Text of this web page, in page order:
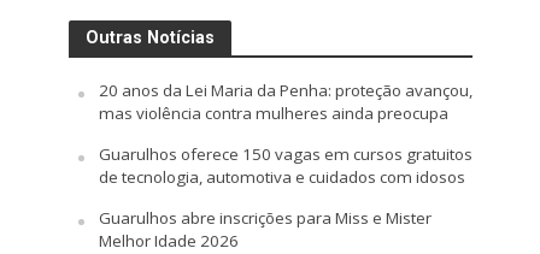
Outras Notícias
20 anos da Lei Maria da Penha: proteção avançou,
mas violência contra mulheres ainda preocupa
Guarulhos oferece 150 vagas em cursos gratuitos
de tecnologia, automotiva e cuidados com idosos
Guarulhos abre inscrições para Miss e Mister
Melhor Idade 2026